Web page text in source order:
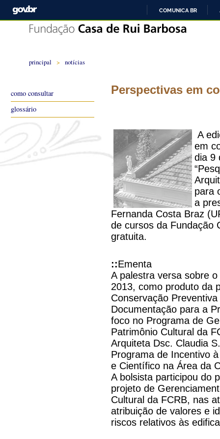
COMUNICA BR
principal > notícias
Perspectivas em
A
em
dia 9
para
a
Fernanda Costa Braz
de cursos da Fundação
gratuita.
::Ementa
A palestra versa sobre
2013, como produto da
Conservação
Documentação para a
foco no Programa de
Patrimônio Cultural da
Arquiteta Dsc. Claudia
Programa de Incentivo
e Científico na Área da
A bolsista participou do
projeto de
Cultural da FCRB, nas
atribuição de valores e
riscos relativos às
como consultar
glossário